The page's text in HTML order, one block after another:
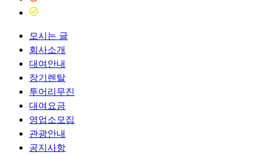
모시는 글
회사소개
대여안내
장기렌탈
투어리무진
대여요금
영업소모집
관광안내
공지사항